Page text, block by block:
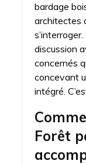
bardage
architectes
discussion
concernés
concevant
intégré.
Forêt